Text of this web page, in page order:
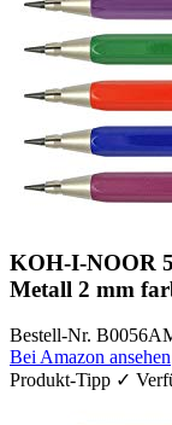
KOH-I-NOOR
Metall 2 mm
Bestell-Nr.
Bei Amazon ansehen
Produkt-Tipp ✓